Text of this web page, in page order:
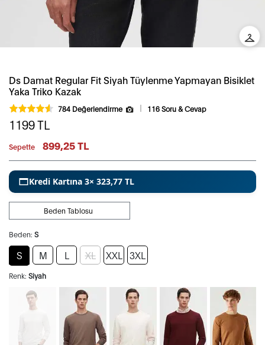
Ds Damat Regular Fit Siyah Tüylenme Yapmayan Bisiklet
Yaka Triko Kazak
784 Değerlendirme 116 Soru & Cevap
1199TL
Sepette 899,25 TL
Kredi Kartına 3× 323,77 TL
Beden: S
Beden Tablosu
S M L XL XXL 3XL
Renk: Siyah